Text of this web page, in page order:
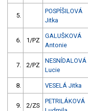
5.
POSPÍŠILOVÁ
Jitka
6. 1/PZ
GALUŠKOVÁ
Antonie
7. 2/PZ
NESNÍDALOVÁ
Lucie
8. VESELÁ Jitka
9. 2/ZS
PETRILÁKOVÁ